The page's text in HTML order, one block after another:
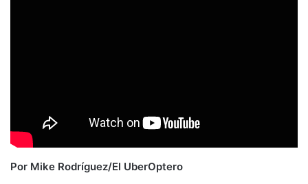
Por Mike Rodríguez/El UberOptero